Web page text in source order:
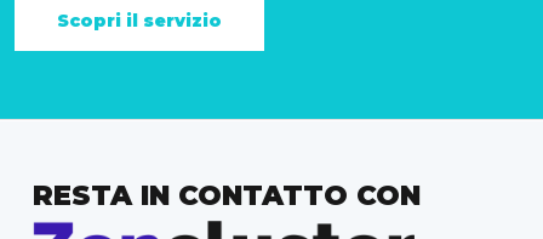
Scopri il servizio
RESTA IN CONTATTO CON